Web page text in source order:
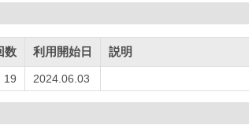
数 利用開始日 説明
19 2024.06.03